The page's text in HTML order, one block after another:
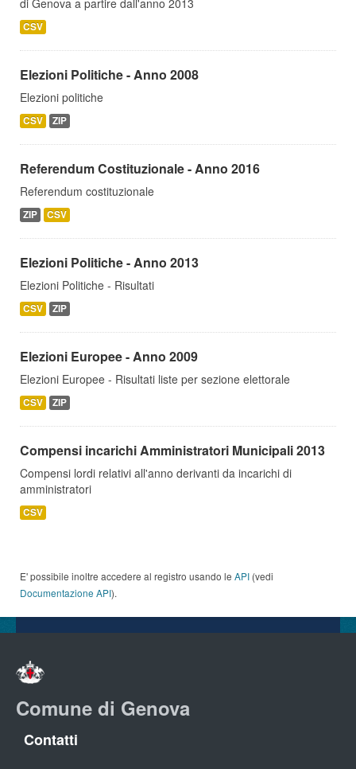
di Genova a partire dall'anno 2013
CSV
Elezioni Politiche - Anno 2008
Elezioni politiche
CSV ZIP
Referendum Costituzionale - Anno 2016
Referendum costituzionale
ZIP CSV
Elezioni Politiche - Anno 2013
Elezioni Politiche - Risultati
CSV ZIP
Elezioni Europee - Anno 2009
Elezioni Europee - Risultati liste per sezione elettorale
CSV ZIP
Compensi incarichi Amministratori Municipali 2013
Compensi lordi relativi all'anno derivanti da incarichi di
amministratori
CSV
E' possibile inoltre accedere al registro usando le API (vedi
Documentazione API).
Comune di Genova
Contatti